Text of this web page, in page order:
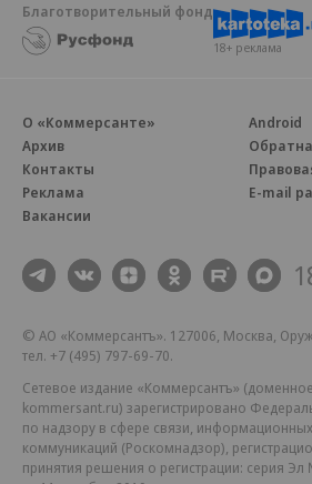
Благотворительный фонд
18+ реклама
О «Коммерсанте»
Архив
Контакты
Реклама
Вакансии
Android
E-mail
© АО «Коммерсантъ». 127006, Москва,
тел. +7 (495) 797-69-70.
Сетевое издание «Коммерсантъ»
kommersant.ru) зарегистрировано
по надзору в сфере связи,
коммуникаций (Роскомнадзор),
принятия решения о регистрации: серия Эл